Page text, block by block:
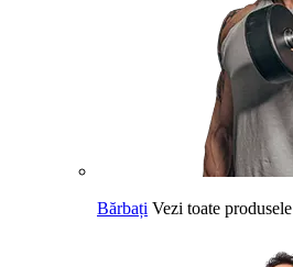
Bărbați Vezi toate produsele